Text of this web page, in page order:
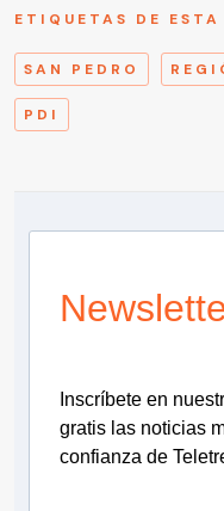
ETIQUETAS DE ESTA
SAN PEDRO
PDI
Inscríbete en
gratis las noticias
confianza de